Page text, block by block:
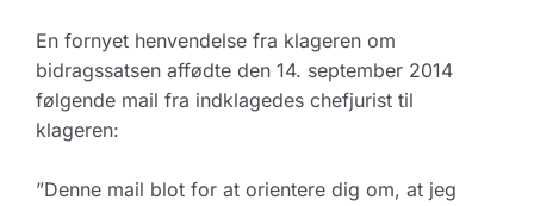
En fornyet henvendelse fra klageren om
bidragssatsen affødte den 14. september 2014
følgende mail fra indklagedes chefjurist til
klageren:
”Denne mail blot for at orientere dig om, at jeg